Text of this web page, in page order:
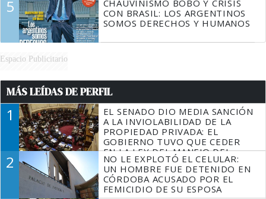
5
CHAUVINISMO BOBO Y CRISIS
CON BRASIL: LOS ARGENTINOS
SOMOS DERECHOS Y HUMANOS
Espacio Publicitario
MÁS LEÍDAS DE PERFIL
1
EL SENADO DIO MEDIA SANCIÓN
A LA INVIOLABILIDAD DE LA
PROPIEDAD PRIVADA: EL
GOBIERNO TUVO QUE CEDER
EN LA LEY DEL MANEJO DEL
FUEGO
2
NO LE EXPLOTÓ EL CELULAR:
UN HOMBRE FUE DETENIDO EN
CÓRDOBA ACUSADO POR EL
FEMICIDIO DE SU ESPOSA